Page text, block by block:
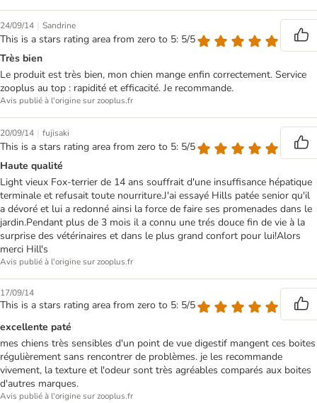
24/09/14 | Sandrine
This is a stars rating area from zero to 5: 5/5
Très bien
Le produit est très bien, mon chien mange enfin correctement. Service
zooplus au top : rapidité et efficacité. Je recommande.
Avis publié à l'origine sur zooplus.fr
20/09/14 | fujisaki
This is a stars rating area from zero to 5: 5/5
Haute qualité
Light vieux Fox-terrier de 14 ans souffrait d'une insuffisance hépatique
terminale et refusait toute nourriture.J'ai essayé Hills patée senior qu'il
a dévoré et lui a redonné ainsi la force de faire ses promenades dans le
jardin.Pendant plus de 3 mois il a connu une trés douce fin de vie à la
surprise des vétérinaires et dans le plus grand confort pour lui!Alors
merci Hill's
Avis publié à l'origine sur zooplus.fr
17/09/14
This is a stars rating area from zero to 5: 5/5
excellente paté
mes chiens très sensibles d'un point de vue digestif mangent ces boites
régulièrement sans rencontrer de problèmes. je les recommande
vivement, la texture et l'odeur sont très agréables comparés aux boites
d'autres marques.
Avis publié à l'origine sur zooplus.fr